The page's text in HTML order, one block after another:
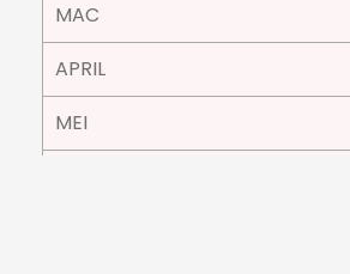
MAC
APRIL
MEI